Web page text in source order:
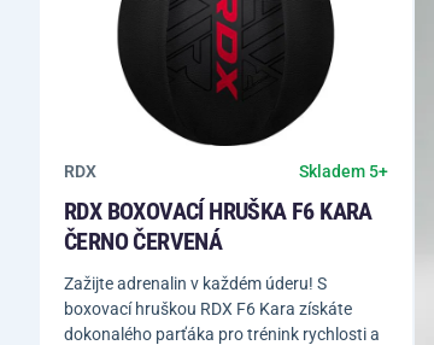
RDX Skladem 5+
RDX BOXOVACÍ HRUŠKA F6 KARA
ČERNO ČERVENÁ
Zažijte adrenalin v každém úderu! S
boxovací hruškou RDX F6 Kara získáte
dokonalého parťáka pro trénink rychlosti a